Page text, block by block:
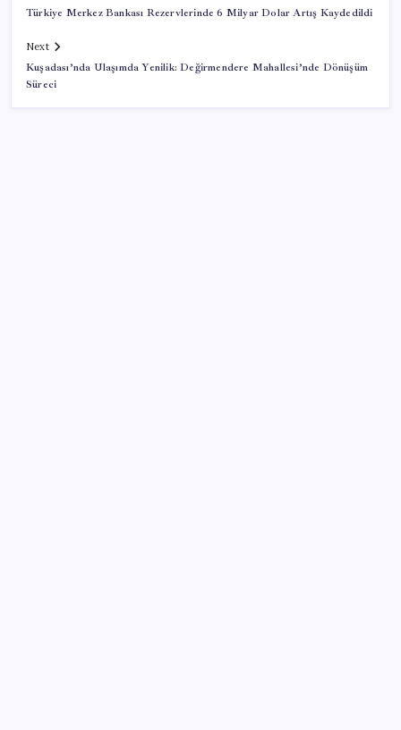
Türkiye Merkez Bankası Rezervlerinde 6 Milyar Dolar Artış Kaydedildi
Next
Kuşadası’nda Ulaşımda Yenilik: Değirmendere Mahallesi’nde Dönüşüm
Süreci